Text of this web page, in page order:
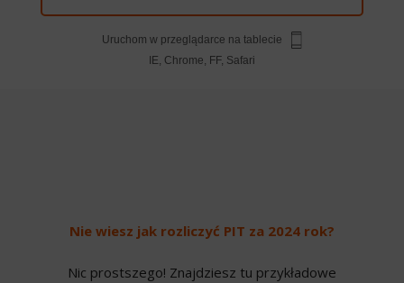
Uruchom w przeglądarce na tablecie
IE, Chrome, FF, Safari
Nie wiesz jak rozliczyć PIT za 2024 rok?
Nic prostszego! Znajdziesz tu przykładowe